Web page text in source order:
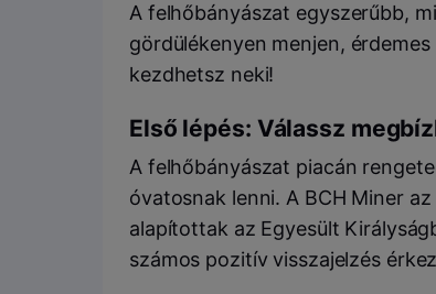
A felhőbányászat egyszerűbb,
gördülékenyen menjen,
kezdhetsz neki!
Első lépés: Válassz
A felhőbányászat piacán
óvatosnak lenni. A BCH Miner
alapítottak az Egyesült
számos pozitív visszajelzés